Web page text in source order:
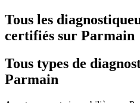
Tous les
certifiés sur Parmain
Tous types de
Parmain